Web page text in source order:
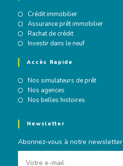
Crédit immobilier
Assurance prêt immobilier
Rachat de crédit
Investir dans le neuf
Accès Rapide
Nos simulateurs de prêt
Nos agences
Nos belles histoires
Newsletter
Abonnez-vous à notre newsletter